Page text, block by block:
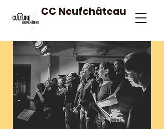
CC Neufchâteau